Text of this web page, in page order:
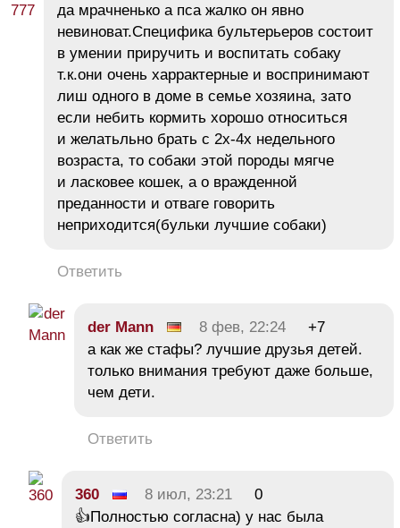
да мрачненько а пса жалко он явно
невиноват.Специфика бультерьеров состоит
в умении приручить и воспитать собаку
т.к.они очень харрактерные и воспринимают
лиш одного в доме в семье хозяина, зато
если небить кормить хорошо относиться
и желатьльно брать с 2х-4х недельного
возраста, то собаки этой породы мягче
и ласковее кошек, а о вражденной
преданности и отваге говорить
неприходится(бульки лучшие собаки)
Ответить
der Mann 8 фев, 22:24
+7
а как же стафы? лучшие друзья детей.
только внимания требуют даже больше,
чем дети.
Ответить
360 8 июл, 23:21
0
👍Полностью согласна) у нас была